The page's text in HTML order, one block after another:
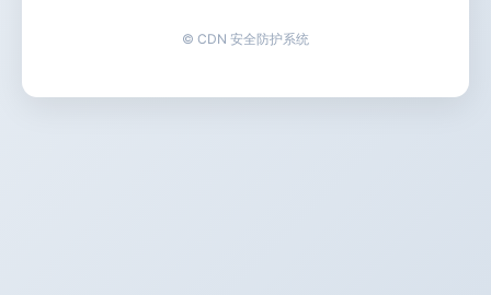
© CDN 安全防护系统